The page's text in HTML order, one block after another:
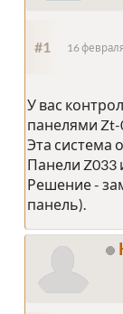
#1 16
У вас
панелями Zt-
Эта система
Панели Z033
Решение -
панель).